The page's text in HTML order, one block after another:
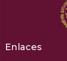
Enlaces